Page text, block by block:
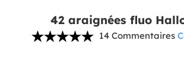
42 araignées fluo
14 Commentaires